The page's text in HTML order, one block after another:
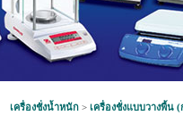
เครื่องชั่งน้ำหนัก > เครื่องชั่งแบบวางพื้น